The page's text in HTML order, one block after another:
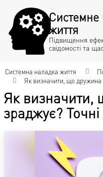
Системне
життя
Підвищення
свідомості та
Системна наладка життя
Як визначити, що дружина
Як визначити,
зраджує?